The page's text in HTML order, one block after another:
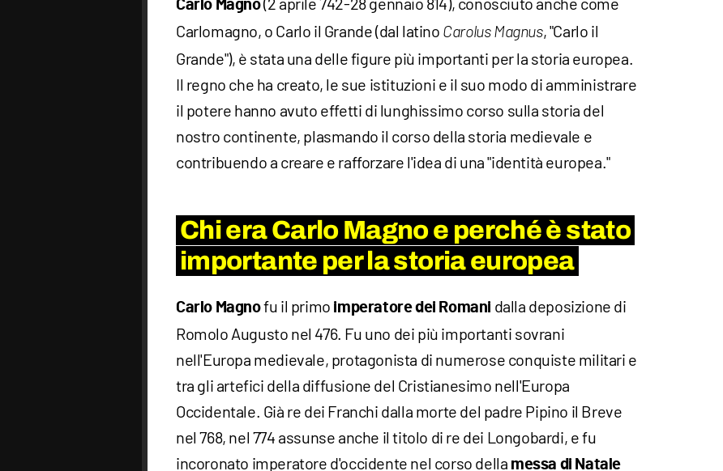
Carlo Magno
Carlomagno, o Carlo il Grande (dal latino Carolus Magnus, "Carlo il
Grande"), è stata una delle figure più importanti per la storia europea.
Il regno che ha creato, le sue istituzioni e il suo modo di amministrare
il potere hanno avuto effetti di lunghissimo corso sulla storia del
nostro continente, plasmando il corso della storia medievale e
contribuendo a creare e rafforzare l'idea di una "identità europea."
Chi era Carlo Magno e perché è stato
importante per la storia europea
Carlo Magnofu il primo imperatore dei Romani dalla deposizione di
Romolo Augusto nel 476. Fu uno dei più importanti sovrani
nell'Europa medievale, protagonista di numerose conquiste militari e
tra gli artefici della diffusione del Cristianesimo nell'Europa
Occidentale. Già re dei Franchi dalla morte del padre Pipino il Breve
nel 768, nel 774 assunse anche il titolo di re dei Longobardi, e fu
incoronato imperatore d'occidente nel corso della messa di Natale